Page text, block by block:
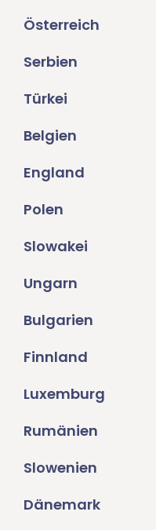
Österreich
Serbien
Türkei
Belgien
England
Polen
Slowakei
Ungarn
Bulgarien
Finnland
Luxemburg
Rumänien
Slowenien
Dänemark